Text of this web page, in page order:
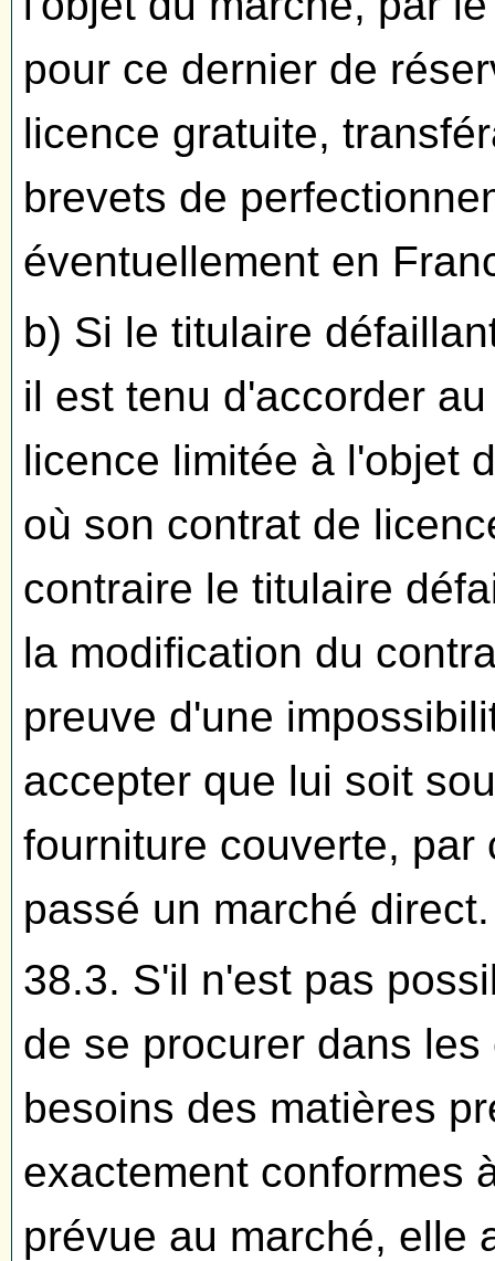
pour ce dernier de
licence gratuite,
brevets de
éventuellement en
b) Si le titulaire
il est tenu d'accorder
licence limitée à l'objet
où son contrat de
contraire le titulaire
la modification du
preuve d'une
accepter que lui soit
fourniture couverte,
passé un marché direct.
38.3. S'il n'est pas
de se procurer dans
besoins des matières
exactement conformes
prévue au marché, elle